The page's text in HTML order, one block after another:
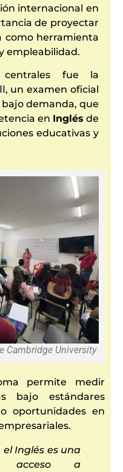
internacional en
de proyectar
como herramienta
empleabilidad.
fue la
, un examen oficial
bajo demanda, que
en Inglés de
educativas y
Cambridge University
permite medir
bajo estándares
oportunidades en
el Inglés es una
acceso a